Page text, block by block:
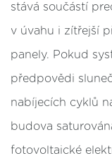
stává součástí
v úvahu i zítřejší
panely. Pokud
předpovědi
nabíjecích cyklů
budova
fotovoltaické